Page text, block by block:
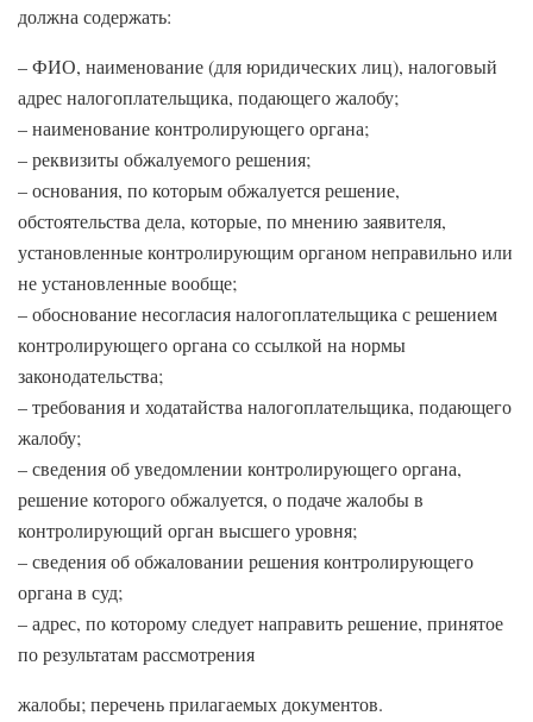
должна содержать:
– ФИО, наименование (для юридических лиц), налоговый
адрес налогоплательщика, подающего жалобу;
– наименование контролирующего органа;
– реквизиты обжалуемого решения;
– основания, по которым обжалуется решение,
обстоятельства дела, которые, по мнению заявителя,
установленные контролирующим органом неправильно или
не установленные вообще;
– обоснование несогласия налогоплательщика с решением
контролирующего органа со ссылкой на нормы
законодательства;
– требования и ходатайства налогоплательщика, подающего
жалобу;
– сведения об уведомлении контролирующего органа,
решение которого обжалуется, о подаче жалобы в
контролирующий орган высшего уровня;
– сведения об обжаловании решения контролирующего
органа в суд;
– адрес, по которому следует направить решение, принятое
по результатам рассмотрения
жалобы; перечень прилагаемых документов.